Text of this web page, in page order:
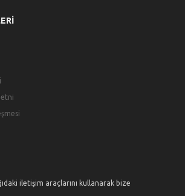
iletişim araçlarını kullanarak bize